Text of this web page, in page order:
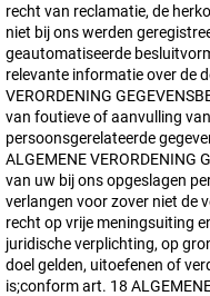
recht van reclamatie, de
niet bij ons werden
geautomatiseerde
relevante informatie over de
VERORDENING
van foutieve of aanvulling
persoonsgerelateerde
ALGEMENE VERORDENING
van uw bij ons opgeslagen
verlangen voor zover niet de
recht op vrije meningsuiting
juridische verplichting, op
doel gelden, uitoefenen of
is;conform art. 18